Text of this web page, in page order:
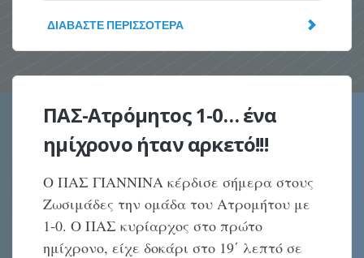
ΔΙΑΒΆΣΤΕ ΠΕΡΙΣΣΌΤΕΡΑ
ΠΑΣ-Ατρόμητος 1-0… ένα
ημίχρονο ήταν αρκετό!!!
Ο ΠΑΣ ΓΙΑΝΝΙΝΑ κέρδισε σήμερα στους
Ζωσιμάδες την ομάδα του Ατρομήτου με
1-0. Ο ΠΑΣ κυρίαρχος στο πρώτο
ημίχρονο, είχε δοκάρι στο 19΄ λεπτό σε